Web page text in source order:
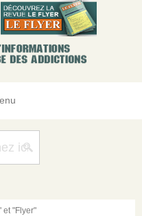
et "Flyer"